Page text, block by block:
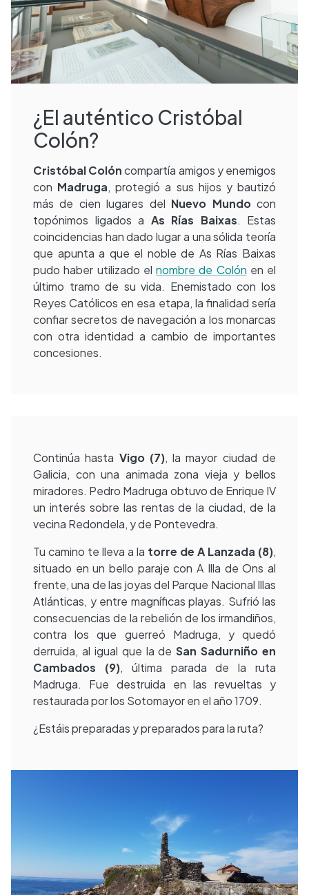
¿El auténtico Cristóbal
Colón?
Cristóbal Colóncompartía amigos y enemigos
con Madruga, protegió a sus hijos y bautizó
más de cien lugares del Nuevo Mundocon
topónimos ligados a As Rías Baixas. Estas
coincidencias han dado lugar a una sólida teoría
que apunta a que el noble de As Rías Baixas
pudo haber utilizado el nombre de Colón en el
último tramo de su vida. Enemistado con los
Reyes Católicos en esa etapa, la finalidad sería
confiar secretos de navegación a los monarcas
con otra identidad a cambio de importantes
concesiones.
Continúa hasta Vigo (7), la mayor ciudad de
Galicia, con una animada zona vieja y bellos
miradores. Pedro Madruga obtuvo de Enrique IV
un interés sobre las rentas de la ciudad, de la
vecina Redondela, y de Pontevedra.
Tu camino te lleva a la torre de A Lanzada (8),
situado en un bello paraje con A Illa de Ons al
frente, una de las joyas del Parque Nacional Illas
Atlánticas, y entre magníficas playas. Sufrió las
consecuencias de la rebelión de los irmandiños,
contra los que guerreó Madruga, y quedó
derruida, al igual que la deSan Sadurniño en
Cambados (9), última parada de la ruta
Madruga. Fue destruida en las revueltas y
restaurada por los Sotomayor en el año 1709.
¿Estáis preparadas y preparados para la ruta?